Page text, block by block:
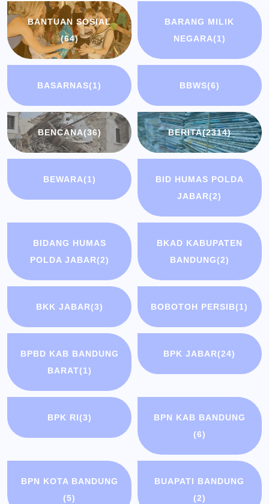
BANTUAN SOSIAL
(64)
BARANG MILIK
NEGARA(1)
BASARNAS(1) BBWS(6)
BENCANA(36) BERITA(2314)
BEWARA(1)
BID HUMAS POLDA
JABAR(2)
BIDANG HUMAS
POLDA JABAR(2)
BKAD KABUPATEN
BANDUNG(2)
BKK JABAR(3) BOBOTOH PERSIB(1)
BPBD KAB BANDUNG
BARAT(1)
BPK JABAR(24)
BPK RI(3)
BPN KAB BANDUNG
(6)
BPN KOTA BANDUNG
(5)
BUAPATI BANDUNG
(2)